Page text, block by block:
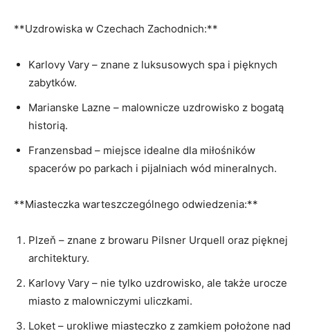
**Uzdrowiska ⁤w Czechach Zachodnich:**
Karlovy Vary – znane z luksusowych spa i pięknych
zabytków.
Marianske ​Lazne – malownicze⁤ uzdrowisko z bogatą
‍historią.
Franzensbad – miejsce ⁢idealne dla miłośników⁣
spacerów po parkach i pijalniach wód mineralnych.
**Miasteczka​ warteszczególnego odwiedzenia:**
Plzeň – znane z browaru Pilsner Urquell oraz pięknej
architektury.
Karlovy Vary – nie tylko uzdrowisko, ale⁤ także urocze
miasto z malowniczymi uliczkami.
Loket – urokliwe miasteczko z zamkiem położone nad